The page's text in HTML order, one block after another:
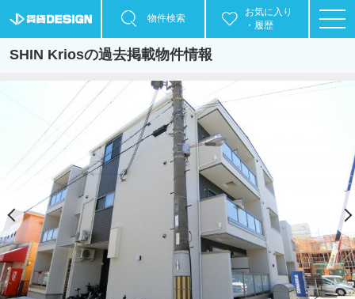
物件検索
お気に入り
・履歴
SHIN Kriosの過去掲載物件情報